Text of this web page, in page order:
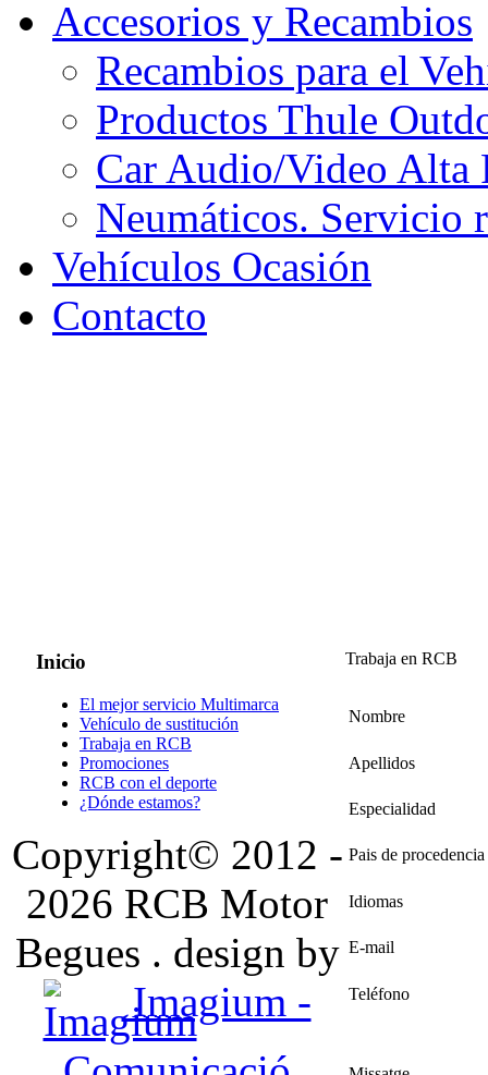
Accesorios y Recambios
Recambios para el
Productos Thule
Car Audio/Video Alta
Neumáticos. Servicio
Vehículos Ocasión
Contacto
Inicio
El mejor servicio Multimarca
Vehículo de sustitución
Trabaja en RCB
Promociones
RCB con el deporte
¿Dónde estamos?
Trabaja en RCB
Nombre
Apellidos
Especialidad
Pais de procedencia
Idiomas
E-mail
Teléfono
Copyright© 2012 -
2026 RCB Motor
Begues . design by
Imagium -